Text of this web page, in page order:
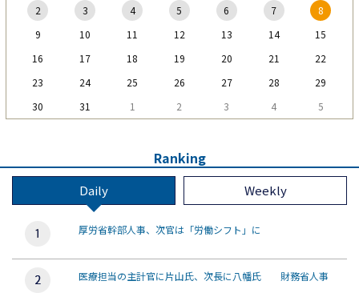
2
3 4 5 6 7
8
9
10 11 12 13 14
15
16
17 18 19 20 21
22
23
24 25 26 27 28
29
30
31 1 2 3 4 5
Ranking
Daily Weekly
厚労省幹部人事、次官は「労働シフト」に
医療担当の主計官に片山氏、次長に八幡氏 財務省人事